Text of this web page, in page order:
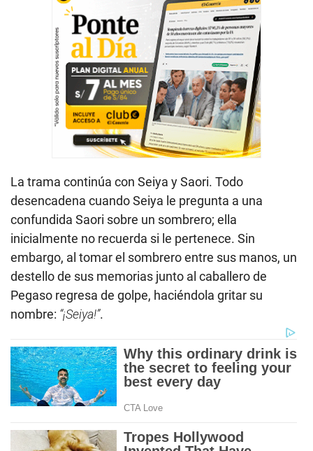
La trama continúa con Seiya y Saori. Todo
desencadena cuando Seiya le pregunta a una
confundida Saori sobre un sombrero; ella
inicialmente no recuerda si le pertenece. Sin
embargo, al tomar el sombrero entre sus manos, un
destello de sus memorias junto al caballero de
Pegaso regresa de golpe, haciéndola gritar su
nombre: “¡Seiya!”.